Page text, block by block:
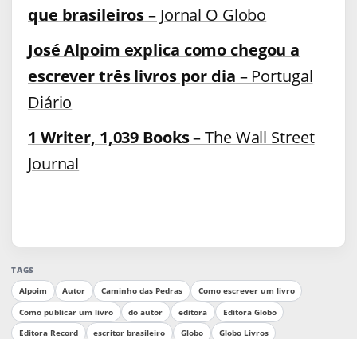
que brasileiros– Jornal O Globo
José Alpoim explica como chegou a
escrever três livros por dia – Portugal
Diário
1 Writer, 1,039 Books– The Wall Street
Journal
TAGS
Alpoim
Autor Caminho das Pedras Como escrever um livro
Como publicar um livro do autor editora Editora Globo
Editora Record escritor brasileiro Globo Globo Livros